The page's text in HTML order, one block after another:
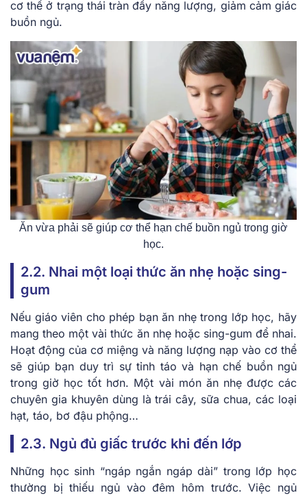
cơ thể ở trạng thái tràn đầy năng lượng, giảm cảm giác
buồn ngủ.
Ăn vừa phải sẽ giúp cơ thể hạn chế buồn ngủ trong giờ
học.
2.2. Nhai một loại thức ăn nhẹ hoặc sing-
gum
Nếu giáo viên cho phép bạn ăn nhẹ trong lớp học, hãy
mang theo một vài thức ăn nhẹ hoặc sing-gum để nhai.
Hoạt động của cơ miệng và năng lượng nạp vào cơ thể
sẽ giúp bạn duy trì sự tỉnh táo và hạn chế buồn ngủ
trong giờ học tốt hơn. Một vài món ăn nhẹ được các
chuyên gia khuyên dùng là trái cây, sữa chua, các loại
hạt, táo, bơ đậu phộng…
2.3. Ngủ đủ giấc trước khi đến lớp
Những học sinh “ngáp ngắn ngáp dài” trong lớp học
thường bị thiếu ngủ vào đêm hôm trước. Việc ngủ